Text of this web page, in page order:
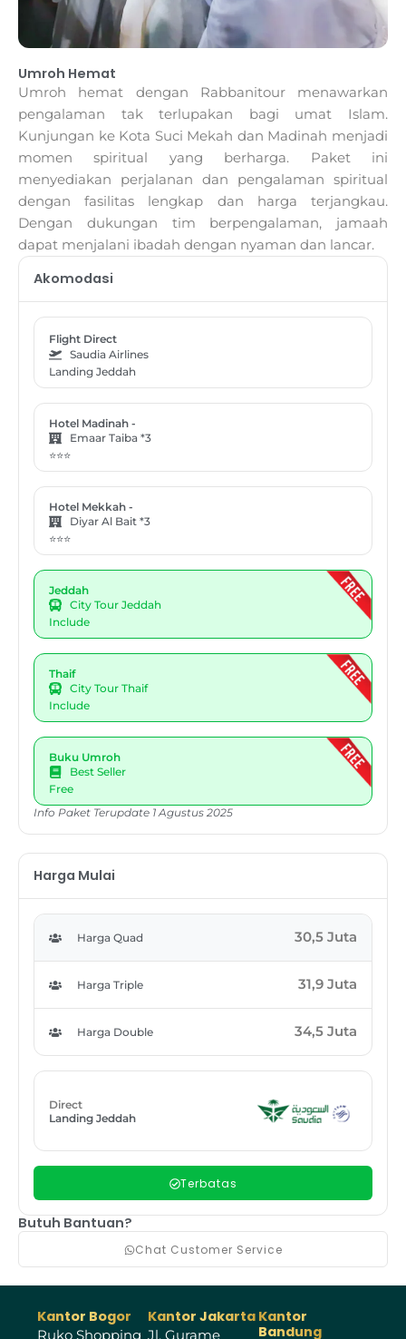
Umroh Hemat
Umroh hemat dengan Rabbanitour menawarkan
pengalaman tak terlupakan bagi umat Islam.
Kunjungan ke Kota Suci Mekah dan Madinah menjadi
momen spiritual yang berharga. Paket ini
menyediakan perjalanan dan pengalaman spiritual
dengan fasilitas lengkap dan harga terjangkau.
Dengan dukungan tim berpengalaman, jamaah
dapat menjalani ibadah dengan nyaman dan lancar.
Akomodasi
Flight Direct
Saudia Airlines
Landing Jeddah
Hotel Madinah -
Emaar Taiba *3
⭐⭐⭐
Hotel Mekkah -
Diyar Al Bait *3
⭐⭐⭐
Jeddah
City Tour Jeddah
Include
Thaif
City Tour Thaif
Include
Buku Umroh
Best Seller
Free
Info Paket Terupdate 1 Agustus 2025
Harga Mulai
Harga Quad 30,5 Juta
Harga Triple 31,9 Juta
Harga Double 34,5 Juta
Direct
Landing Jeddah
Terbatas
Butuh Bantuan?
Chat Customer Service
Kantor Bogor
Ruko Shopping
Kantor Jakarta
Jl. Gurame
Kantor
Bandung